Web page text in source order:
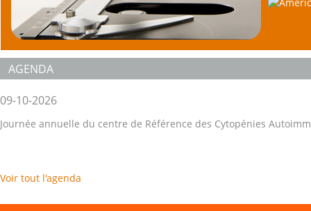
AGENDA
09-10-2026
Journée annuelle du centre de Référence des Cytopénies
Voir tout l'agenda